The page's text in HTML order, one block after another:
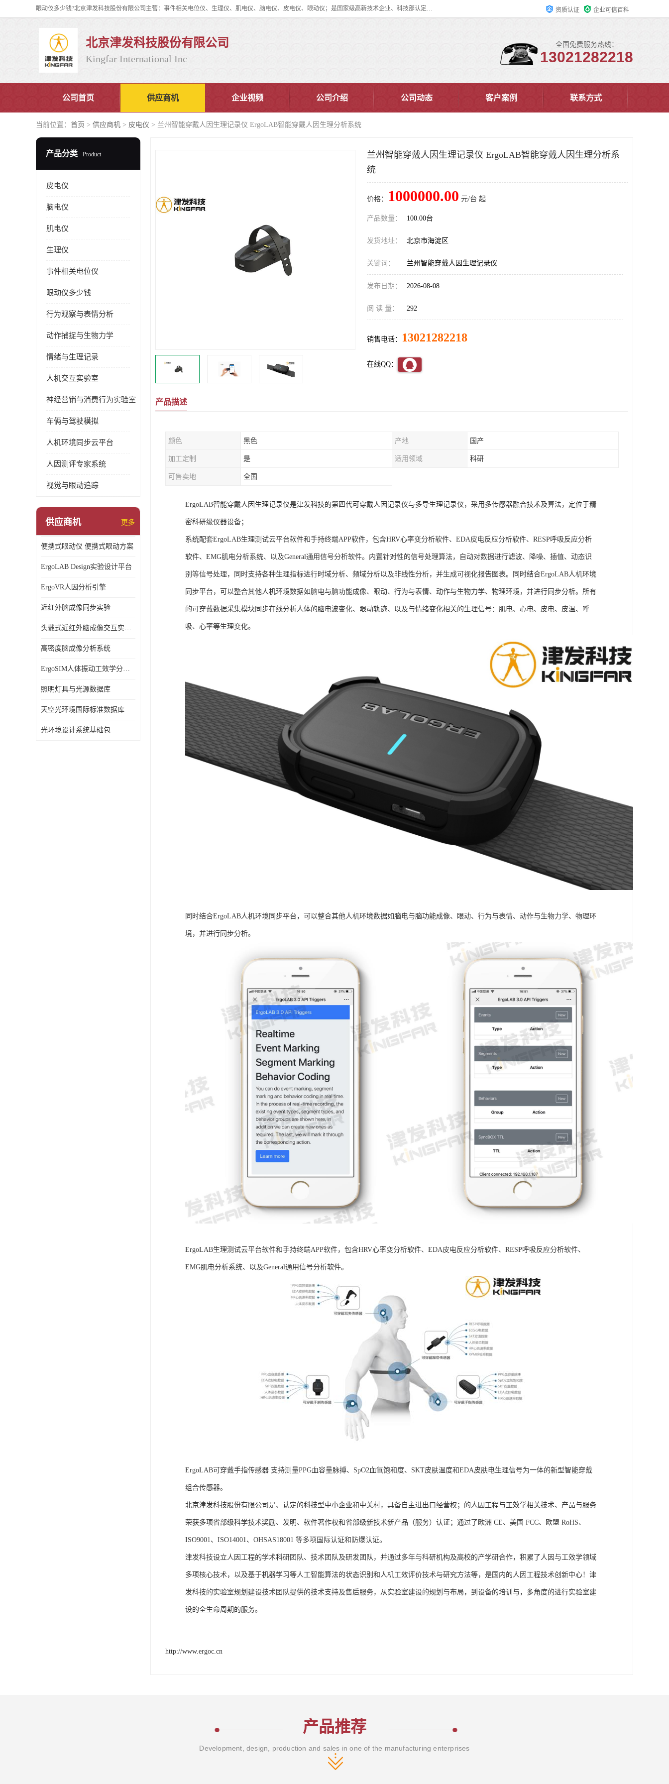
眼动仪多少钱?北京津发科技股份有限公司主营：事件相关电位仪、生理仪、肌电仪、脑电仪、皮电仪、眼动仪；是国家级高新技术企业、科技部认定的科技型中小企业和中关村高新技术企业，具备保密资格，具备自主进出口经营权；自主研发技术、产品与服务荣获多项省部级科学技术奖励、国家发明专利、国家软件著作权和省部级新技术新产品（服务）认证。 资质认证 企业可信百科
北京津发科技股份有限公司
Kingfar International Inc
全国免费服务热线：
13021282218
公司首页 供应商机 企业视频 公司介绍 公司动态 客户案例 联系方式
当前位置： 首页 > 供应商机 > 皮电仪 > 兰州智能穿戴人因生理记录仪 ErgoLAB智能穿戴人因生理分析系统
产品分类 Product
皮电仪
脑电仪
肌电仪
生理仪
事件相关电位仪
眼动仪多少钱
行为观察与表情分析
动作捕捉与生物力学
情绪与生理记录
人机交互实验室
神经营销与消费行为实验室
车俩与驾驶模拟
人机环境同步云平台
人因测评专家系统
视觉与眼动追踪
供应商机 更多
便携式眼动仪 便携式眼动方案
ErgoLAB Design实验设计平台
ErgoVR人因分析引擎
近红外脑成像同步实验
头戴式近红外脑成像交互实验室
高密度脑成像分析系统
ErgoSIM人体振动工效学分析系统
照明灯具与光源数据库
天空光环境国际标准数据库
光环境设计系统基础包
兰州智能穿戴人因生理记录仪 ErgoLAB智能穿戴人因生理分析系
统
价格： 1000000.00 元/台 起
产品数量： 100.00台
发货地址： 北京市海淀区
关键词： 兰州智能穿戴人因生理记录仪
发布日期： 2026-08-08
阅 读 量： 292
销售电话： 13021282218
在线QQ：
产品描述
颜色 黑色 产地 国产
加工定制 是 适用领域 科研
可售卖地 全国
ErgoLAB智能穿戴人因生理记录仪是津发科技的第四代可穿戴人因记录仪与多导生理记录仪，采用多传感器融合技术及算法，定位于精
密科研级仪器设备；
系统配套ErgoLAB生理测试云平台软件和手持终端APP软件，包含HRV心率变分析软件、EDA皮电反应分析软件、RESP呼吸反应分析
软件、EMG肌电分析系统、以及General通用信号分析软件。内置针对性的信号处理算法，自动对数据进行滤波、降噪、插值、动态识
别等信号处理，同时支持各种生理指标进行时域分析、频域分析以及非线性分析，并生成可视化报告图表。同时结合ErgoLAB人机环境
同步平台，可以整合其他人机环境数据如脑电与脑功能成像、眼动、行为与表情、动作与生物力学、物理环境，并进行同步分析。所有
的可穿戴数据采集模块同步在线分析人体的脑电波变化、眼动轨迹、以及与情绪变化相关的生理信号：肌电、心电、皮电、皮温、呼
吸、心率等生理变化。
同时结合ErgoLAB人机环境同步平台，可以整合其他人机环境数据如脑电与脑功能成像、眼动、行为与表情、动作与生物力学、物理环
境，并进行同步分析。
ErgoLAB生理测试云平台软件和手持终端APP软件，包含HRV心率变分析软件、EDA皮电反应分析软件、RESP呼吸反应分析软件、
EMG肌电分析系统、以及General通用信号分析软件。
ErgoLAB可穿戴手指传感器 支持测量PPG血容量脉搏、SpO2血氧饱和度、SKT皮肤温度和EDA皮肤电生理信号为一体的新型智能穿戴
组合传感器。
北京津发科技股份有限公司是、认定的科技型中小企业和中关村，具备自主进出口经营权；的人因工程与工效学相关技术、产品与服务
荣获多项省部级科学技术奖励、发明、软件著作权和省部级新技术新产品（服务）认证；通过了欧洲 CE、美国 FCC、欧盟 RoHS、
ISO9001、ISO14001、OHSAS18001 等多项国际认证和防爆认证。
津发科技设立人因工程的学术科研团队、技术团队及研发团队，并通过多年与科研机构及高校的产学研合作，积累了人因与工效学领域
多项核心技术，以及基于机器学习等人工智能算法的状态识别和人机工效评价技术与研究方法等，是国内的人因工程技术创新中心！津
发科技的实验室规划建设技术团队提供的技术支持及售后服务，从实验室建设的规划与布局，到设备的培训与，多角度的进行实验室建
设的全生命周期的服务。
http://www.ergoc.cn
产品推荐
Development, design, production and sales in one of the manufacturing enterprises